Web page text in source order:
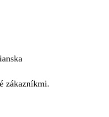
zákazníkmi.